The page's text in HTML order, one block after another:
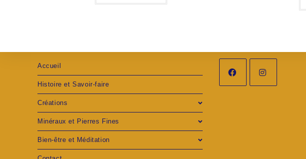
Accueil
Histoire et Savoir-faire
Créations
Minéraux et Pierres Fines
Bien-être et Méditation